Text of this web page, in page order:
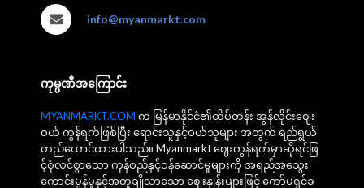
info@myanmarkt.com
ကုမ္ပဏီအကြောင်း
MYANMARKT.COM က မြန်မာနိုင်ငံ၏ထိပ်တန်း အွန်လိုင်းဈေး
ဝယ် ကွန်ရက်ဖြစ်ပြီး ရောင်းသူနှင့်ဝယ်သူများ အတွက် ရည်ရွယ်
တည်ထောင်ထားပါသည်။ Myanmarkt ဈေးကွန်ရက်မှာဆိုရင်ဖြ
င့်စုံလင်စွာသော ကုန်စည်နှင့်ဝန်ဆောင်မှုများကို အရည်အသွေး
ကောင်းမွန်မှုနှင့်အတူချိုသာသော ဈေးနှုန်းများဖြင့် ကော်မရှင်ခ